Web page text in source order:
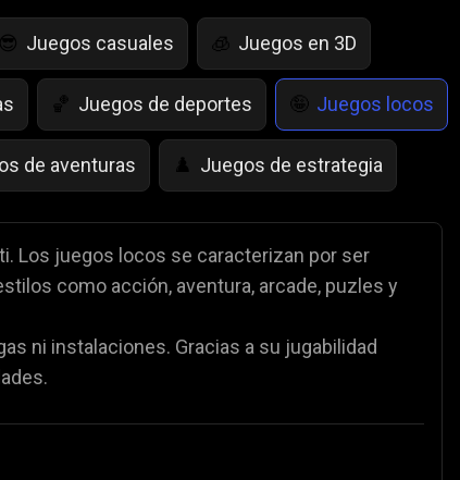
😎 Juegos casuales 🧊 Juegos en 3D
🏀 Juegos de deportes 🤪 Juegos locos
de aventuras ♟️ Juegos de estrategia
de Simulación de Vida 🤸 Juegos de Saltar
de Policía 🧮 Juegos de matemáticas
partidos de fútbol
Los juegos locos se caracterizan por ser
como acción, aventura, arcade, puzles y
ni instalaciones. Gracias a su jugabilidad